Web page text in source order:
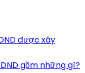
được xây
gồm những gì?